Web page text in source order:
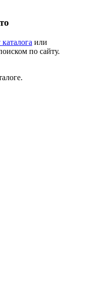
или
по сайту.